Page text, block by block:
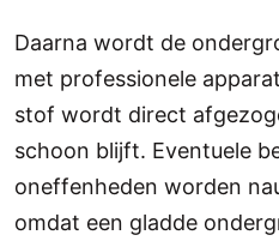
Daarna wordt de
met professionele
stof wordt direct
schoon blijft. Eventuele
oneffenheden worden
omdat een gladde